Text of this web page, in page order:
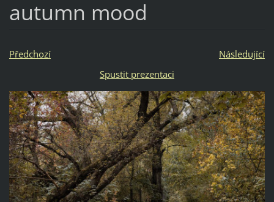
autumn mood
Předchozí
Následující
Spustit prezentaci